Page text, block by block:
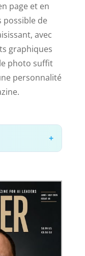
page et en
possible de
avec
graphiques
photo suffit
personnalité